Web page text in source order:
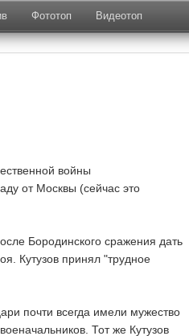
Фототоп Видеотоп
войны
от Москвы (сейчас это
Бородинского сражения дать
Кутузов принял "трудное
почти всегда имели мужество
Тот же Кутузов